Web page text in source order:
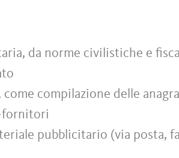
da norme civilistiche e
compilazione delle
fornitori
pubblicitario (via posta,